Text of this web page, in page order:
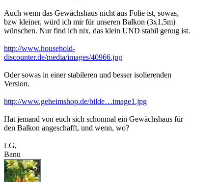
Auch wenn das Gewächshaus nicht aus Folie ist, sowas,
bzw kleiner, würd ich mir für unseren Balkon (3x1,5m)
wünschen. Nur find ich nix, das klein UND stabil genug ist.
http://www.household-
discounter.de/media/images/40966.jpg
Oder sowas in einer stabileren und besser isolierenden
Version.
http://www.geheimshop.de/bilde…image1.jpg
Hat jemand von euch sich schonmal ein Gewächshaus für
den Balkon angeschafft, und wenn, wo?
LG,
Banu